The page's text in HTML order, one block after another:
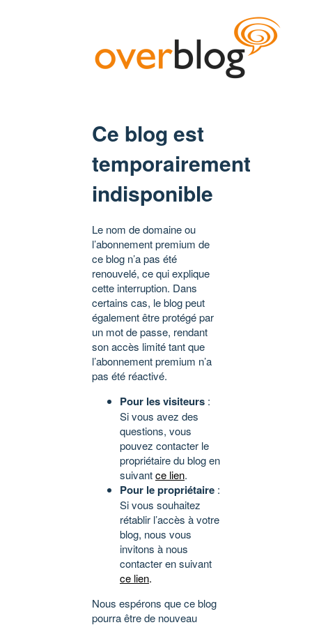
Ce blog est
temporairement
indisponible
Le nom de domaine ou
l’abonnement premium de
ce blog n’a pas été
renouvelé, ce qui explique
cette interruption. Dans
certains cas, le blog peut
également être protégé par
un mot de passe, rendant
son accès limité tant que
l’abonnement premium n’a
pas été réactivé.
Pour les visiteurs :
Si vous avez des
questions, vous
pouvez contacter le
propriétaire du blog en
suivantce lien.
Pour le propriétaire :
Si vous souhaitez
rétablir l’accès à votre
blog, nous vous
invitons à nous
contacter en suivant
ce lien.
Nous espérons que ce blog
pourra être de nouveau